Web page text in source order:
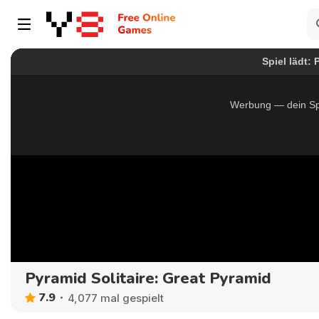
Pyramid Solitaire: Great Pyramid
7.9 4,077 mal gespielt